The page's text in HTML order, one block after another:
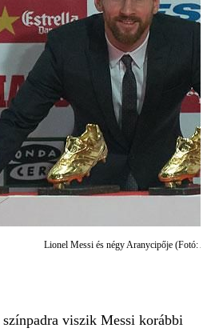
Lionel Messi és négy Aranycipője (Fotó:
viszik Messi korábbi